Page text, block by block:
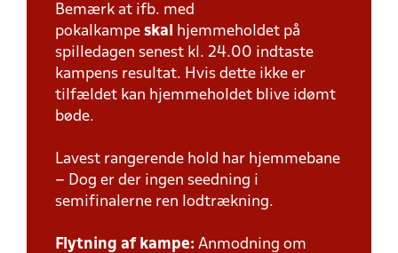
Bemærk at ifb. med
pokalkampe skal
hjemmeholdet på
spilledagen senest kl. 24.00 indtaste
kampens resultat. Hvis dette ikke er
tilfældet kan hjemmeholdet blive idømt
bøde.
Lavest rangerende hold har hjemmebane
– Dog er der ingen seedning i
semifinalerne ren lodtrækning.
Flytning af kampe: Anmodning om